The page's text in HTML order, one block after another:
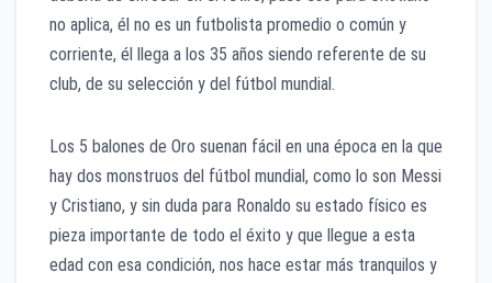
no aplica, él no es un futbolista promedio o común y
corriente, él llega a los 35 años siendo referente de su
club, de su selección y del fútbol mundial.
Los 5 balones de Oro suenan fácil en una época en la que
hay dos monstruos del fútbol mundial, como lo son Messi
y Cristiano, y sin duda para Ronaldo su estado físico es
pieza importante de todo el éxito y que llegue a esta
edad con esa condición, nos hace estar más tranquilos y